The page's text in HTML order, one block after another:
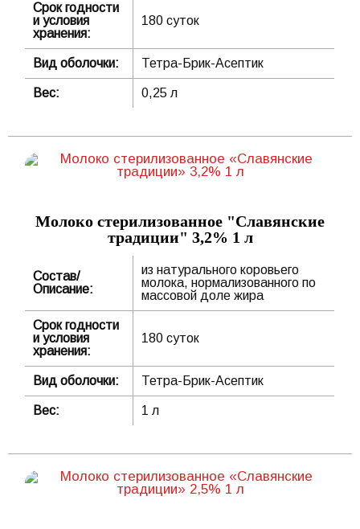
Срок годности
и условия
хранения:
180 суток
Вид оболочки: Тетра-Брик-Асептик
Вес: 0,25 л
Молоко стерилизованное "Славянские
традиции" 3,2% 1 л
Состав/
Описание:
из натурального коровьего
молока, нормализованного по
массовой доле жира
Срок годности
и условия
хранения:
180 суток
Вид оболочки: Тетра-Брик-Асептик
Вес: 1 л